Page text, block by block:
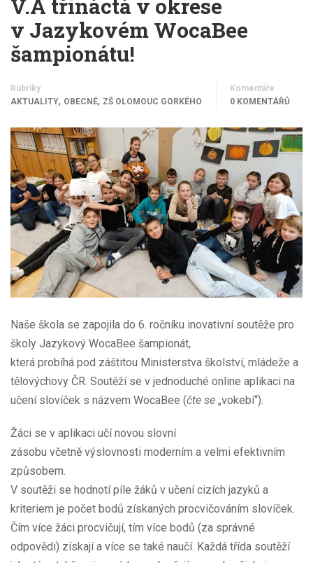
V.A třináctá v okrese
v Jazykovém WocaBee
šampionátu!
Rubriky
AKTUALITY, OBECNÉ, ZŠ OLOMOUC GORKÉHO
Komentáře
0 KOMENTÁŘŮ
Naše škola se zapojila do 6. ročníku inovativní soutěže pro
školy Jazykový WocaBee šampionát,
která probíhá pod záštitou Ministerstva školství, mládeže a
tělovýchovy ČR. Soutěží se v jednoduché online aplikaci na
učení slovíček s názvem WocaBee (čte se „vokebí“).
Žáci se v aplikaci učí novou slovní
zásobu včetně výslovnosti moderním a velmi efektivním
způsobem.
V soutěži se hodnotí píle žáků v učení cizích jazyků a
kriteriem je počet bodů získaných procvičováním slovíček.
Čím více žáci procvičují, tím více bodů (za správné
odpovědi) získají a více se také naučí. Každá třída soutěží